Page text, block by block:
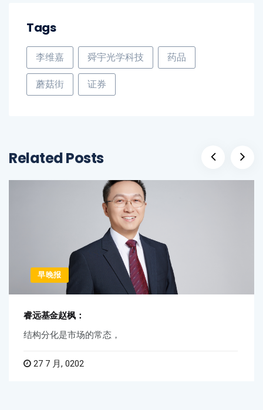
Tags
李维嘉 舜宇光学科技 药品
蘑菇街 证券
Related Posts
早晚报
睿远基金赵枫：
结构分化是市场的常态，
27 7 月, 0202